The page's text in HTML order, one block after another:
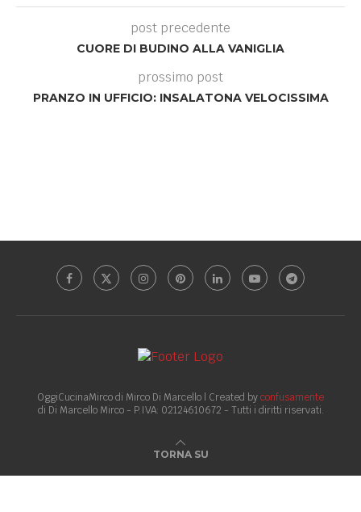
post precedente
CUORE DI BUDINO ALLA VANIGLIA
prossimo post
PRANZO IN UFFICIO: INSALATONA VELOCISSIMA
OggiCucinaMirco di Mirco Di Marcello | Created byconfusamente
di Di Marcello Mirco - P.IVA: 02124610672 - Tutti i diritti riservati.
TORNA SU